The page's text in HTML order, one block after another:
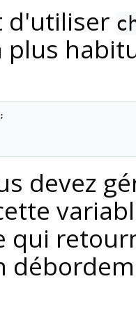
d'utiliser
plus
devez
qui